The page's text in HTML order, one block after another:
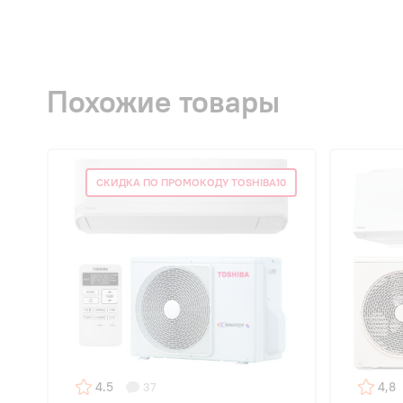
Похожие товары
СКИДКА ПО ПРОМОКОДУ TOSHIBA10
4.5 37 4,8